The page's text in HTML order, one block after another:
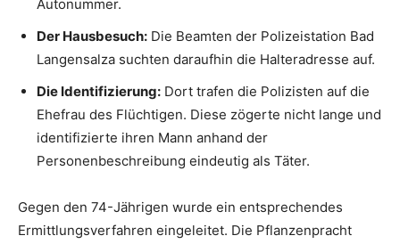
Autonummer.
Der Hausbesuch: Die Beamten der Polizeistation Bad
Langensalza suchten daraufhin die Halteradresse auf.
Die Identifizierung: Dort trafen die Polizisten auf die
Ehefrau des Flüchtigen. Diese zögerte nicht lange und
identifizierte ihren Mann anhand der
Personenbeschreibung eindeutig als Täter.
Gegen den 74-Jährigen wurde ein entsprechendes
Ermittlungsverfahren eingeleitet. Die Pflanzenpracht